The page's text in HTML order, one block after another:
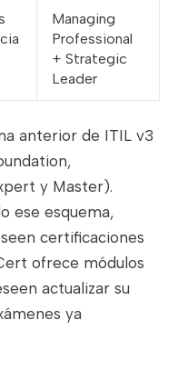
Managing
Professional
+ Strategic
Leader
anterior de ITIL v3
y Master).
ese esquema,
certificaciones
ofrece módulos
actualizar su
ya